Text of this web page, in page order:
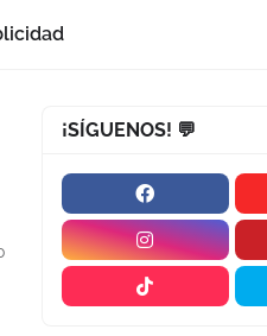
¡SÍGUENOS! 💬